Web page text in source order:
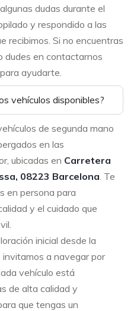
dudas durante el
y respondido a las
recibimos. Si no encuentras
dudes en contactarnos
ayudarte.
vehículos disponibles?
de segunda mano
en las
ubicadas en Carretera
08223 Barcelona. Te
en persona para
y el cuidado que
inicial desde la
a navegar por
vehículo está
de alta calidad y
que tengas un